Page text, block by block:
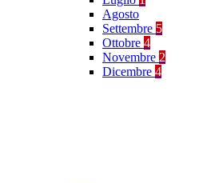
Agosto
Settembre 5
Ottobre 4
Novembre 2
Dicembre 4